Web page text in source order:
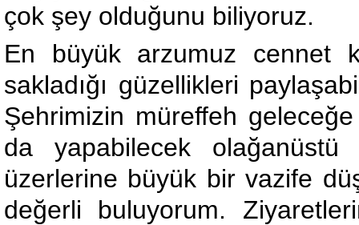
çok şey olduğunu biliyoruz.
En büyük arzumuz cennet
sakladığı güzellikleri
Şehrimizin müreffeh
da yapabilecek
üzerlerine büyük bir vazife
değerli buluyorum.